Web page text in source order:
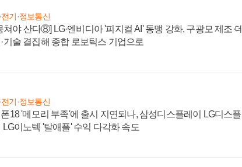
전기·정보통신
쳐야 산다⑧] LG·엔비디아 '피지컬 AI' 동맹 강화, 구광모 제조·데
기술 결집해 종합 로보틱스 기업으로
전기·정보통신
18 '메모리 부족'에 출시 지연되나, 삼성디스플레이 LG디스플
LG이노텍 '탈애플' 수익 다각화 속도